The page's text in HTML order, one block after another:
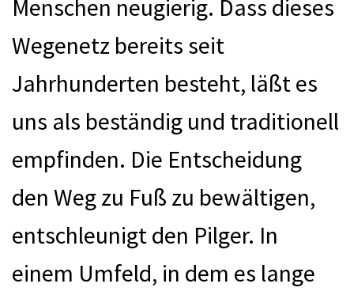
Menschen neugierig. Dass dieses
Wegenetz bereits seit
Jahrhunderten besteht, läßt es
uns als beständig und traditionell
empfinden. Die Entscheidung
den Weg zu Fuß zu bewältigen,
entschleunigt den Pilger. In
einem Umfeld, in dem es lange